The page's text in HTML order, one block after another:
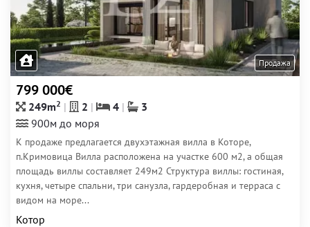
Продажа
799 000€
249m2 2 4
3
900м до моря
К продаже предлагается двухэтажная вилла в Которе,
п.Кримовица Вилла расположена на участке 600 м2, а общая
площадь виллы составляет 249м2 Структура виллы: гостиная,
кухня, четыре спальни, три санузла, гардеробная и терраса с
видом на море...
Котор